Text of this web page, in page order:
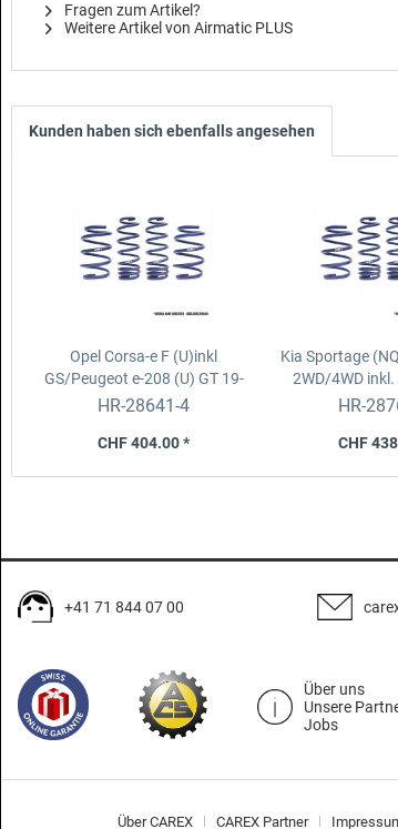
Fragen zum Artikel?
Weitere Artikel von Airmatic PLUS
Kunden haben sich ebenfalls angesehen
Opel Corsa-e F (U)inkl
GS/Peugeot e-208 (U) GT 19-
H&R-Federsatz
HR-28641-4
CHF 404.00 *
Kia Sportage
2WD/4WD inkl.
HR-
CHF
+41 71 844 07 00
Über uns
Unsere
Jobs
Über CAREX CAREX Partner